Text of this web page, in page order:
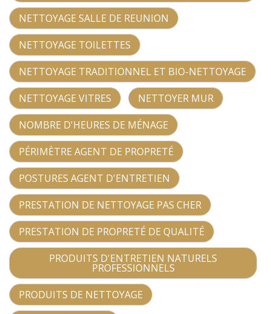
NETTOYAGE SALLE DE REUNION
NETTOYAGE TOILETTES
NETTOYAGE TRADITIONNEL ET BIO-NETTOYAGE
NETTOYAGE VITRES
NETTOYER MUR
NOMBRE D'HEURES DE MÉNAGE
PÉRIMÈTRE AGENT DE PROPRETÉ
POSTURES AGENT D'ENTRETIEN
PRESTATION DE NETTOYAGE PAS CHER
PRESTATION DE PROPRETÉ DE QUALITÉ
PRODUITS D'ENTRETIEN NATURELS
PROFESSIONNELS
PRODUITS DE NETTOYAGE